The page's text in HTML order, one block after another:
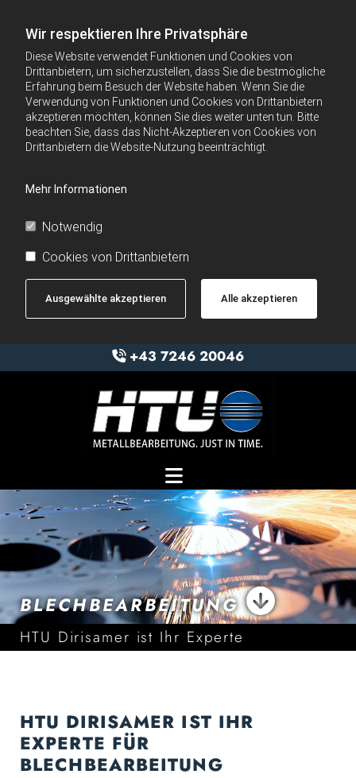
Wir respektieren Ihre Privatsphäre
Diese Website verwendet Funktionen und Cookies von
Drittanbietern, um sicherzustellen, dass Sie die bestmögliche
Erfahrung beim Besuch der Website haben. Wenn Sie die
Verwendung von Funktionen und Cookies von Drittanbietern
akzeptieren möchten, können Sie dies weiter unten tun. Bitte
beachten Sie, dass das Nicht-Akzeptieren von Cookies von
Drittanbietern die Website-Nutzung beeinträchtigt.
Mehr Informationen
Notwendig
Cookies von Drittanbietern
Ausgewählte akzeptieren Alle akzeptieren
 +43 7246 20046
BLECHBEARBEITUNG
HTU Dirisamer ist Ihr Experte
HTU DIRISAMER IST IHR
EXPERTE FÜR
BLECHBEARBEITUNG